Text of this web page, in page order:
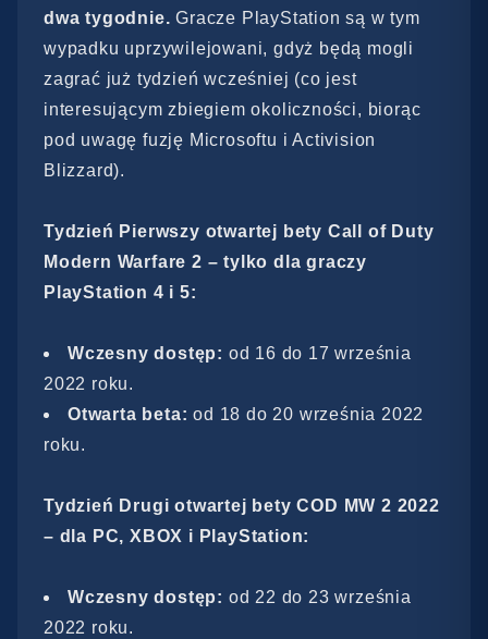
dwa tygodnie.Gracze PlayStation są w tym
wypadku uprzywilejowani, gdyż będą mogli
zagrać już tydzień wcześniej (co jest
interesującym zbiegiem okoliczności, biorąc
pod uwagę fuzję Microsoftu i Activision
Blizzard).
Tydzień Pierwszy otwartej bety Call of Duty
Modern Warfare 2 – tylko dla graczy
PlayStation 4 i 5:
Wczesny dostęp: od 16 do 17 września
2022 roku.
Otwarta beta:od 18 do 20 września 2022
roku.
Tydzień Drugi otwartej bety COD MW 2 2022
– dla PC, XBOX i PlayStation:
Wczesny dostęp: od 22 do 23 września
2022 roku.